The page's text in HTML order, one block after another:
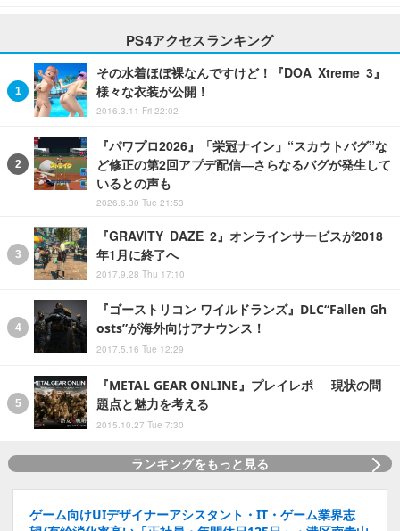
PS4アクセスランキング
その水着ほぼ裸なんですけど！『DOA Xtreme 3』
様々な衣装が公開！
2016.3.11 Fri 22:02
『パワプロ2026』「栄冠ナイン」“スカウトバグ”な
ど修正の第2回アプデ配信―さらなるバグが発生して
いるとの声も
2026.6.30 Tue 21:53
『GRAVITY DAZE 2』オンラインサービスが2018
年1月に終了へ
2017.9.28 Thu 17:10
『ゴーストリコン ワイルドランズ』DLC“Fallen Gh
osts”が海外向けアナウンス！
2017.5.16 Tue 12:29
『METAL GEAR ONLINE』プレイレポ──現状の問
題点と魅力を考える
2015.10.27 Tue 7:30
ランキングをもっと見る
ゲーム向けUIデザイナーアシスタント・IT・ゲーム業界志